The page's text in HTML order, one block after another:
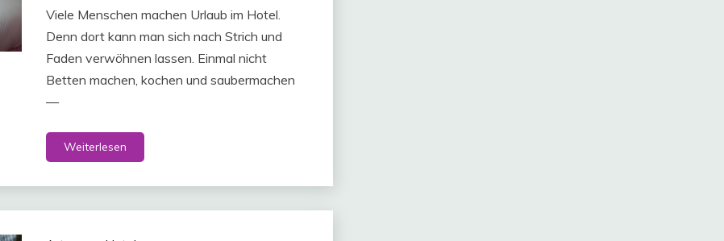
Viele Menschen machen Urlaub im Hotel.
Denn dort kann man sich nach Strich und
Faden verwöhnen lassen. Einmal nicht
Betten machen, kochen und saubermachen
—
Weiterlesen